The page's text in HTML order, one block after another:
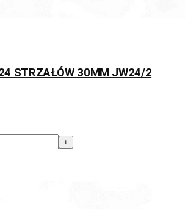
STRZAŁÓW 30MM JW24/2
+